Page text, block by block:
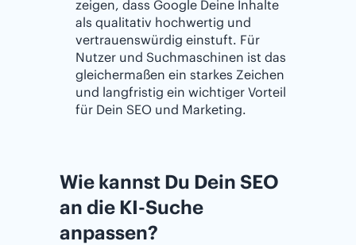
zeigen, dass Google Deine Inhalte
als qualitativ hochwertig und
vertrauenswürdig einstuft. Für
Nutzer und Suchmaschinen ist das
gleichermaßen ein starkes Zeichen
und langfristig ein wichtiger Vorteil
für Dein SEO und Marketing.
Wie kannst Du Dein SEO
an die KI-Suche
anpassen?